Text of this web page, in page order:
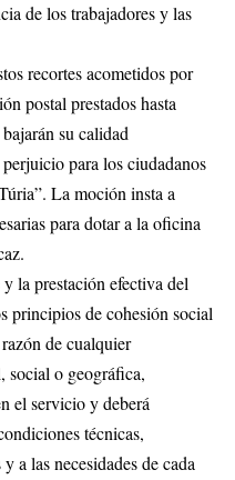
de los trabajadores y las
recortes acometidos por
postal prestados hasta
su calidad
para los ciudadanos
La moción insta a
para dotar a la oficina
la prestación efectiva del
principios de cohesión social
de cualquier
social o geográfica,
el servicio y deberá
técnicas,
a las necesidades de cada